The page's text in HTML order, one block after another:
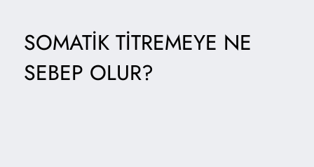
SOMATIK TITREMEYE NE
SEBEP OLUR?